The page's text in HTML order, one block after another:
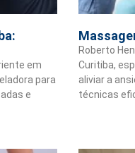
em
para
e
Roberto
Curitiba,
aliviar a
técnicas